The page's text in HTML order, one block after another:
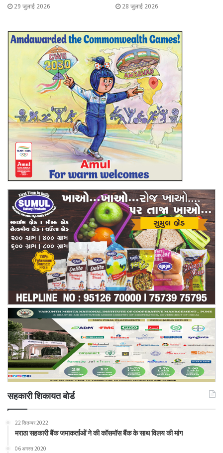
29 जुलाई 2026 28 जुलाई 2026
सहकारी शिकायत बोर्ड
22 सितम्बर 2022
मराठा सहकारी बैंक जमाकर्ताओं ने की कॉसमॉस बैंक के साथ विलय की मांग
06 अगस्त 2020